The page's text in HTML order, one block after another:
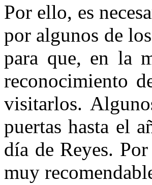
Por ello, es
por algunos de
para que, en la
reconocimiento
visitarlos.
puertas hasta el
día de Reyes.
muy